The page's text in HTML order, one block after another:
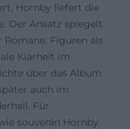
Hornby liefert die
Der Ansatz spiegelt
Figuren als
Klarheit im
über das Album
auch im
Für
souverän Hornby